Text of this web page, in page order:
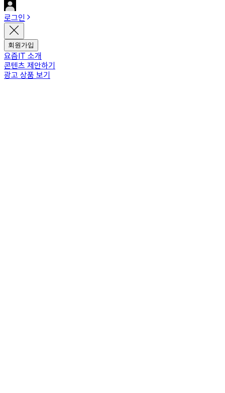
로그인
회원가입
요즘IT 소개
콘텐츠 제안하기
광고 상품 보기